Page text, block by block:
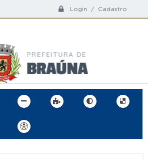
Login / Cadastro